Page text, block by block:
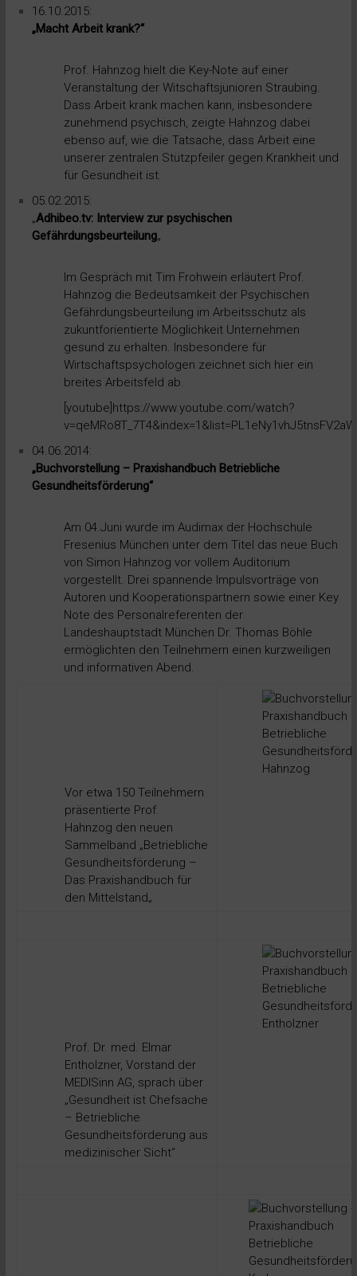
16.10.2015:
„Macht Arbeit krank?“
Prof. Hahnzog hielt die Key-Note auf einer
Veranstaltung der Witschaftsjunioren Straubing.
Dass Arbeit krank machen kann, insbesondere
zunehmend psychisch, zeigte Hahnzog dabei
ebenso auf, wie die Tatsache, dass Arbeit eine
unserer zentralen Stützpfeiler gegen Krankheit und
für Gesundheit ist.
05.02.2015:
„Adhibeo.tv: Interview zur psychischen
Gefährdungsbeurteilung„
Im Gespräch mit Tim Frohwein erläutert Prof.
Hahnzog die Bedeutsamkeit der Psychischen
Gefährdungsbeurteilung im Arbeitsschutz als
zukuntforientierte Möglichkeit Unternehmen
gesund zu erhalten. Insbesondere für
Wirtschaftspsychologen zeichnet sich hier ein
breites Arbeitsfeld ab.
[youtube]https://www.youtube.com/watch?
04.06.2014:
„Buchvorstellung – Praxishandbuch Betriebliche
Gesundheitsförderung“
Am 04.Juni wurde im Audimax der Hochschule
Fresenius München unter dem Titel das neue Buch
von Simon Hahnzog vor vollem Auditorium
vorgestellt. Drei spannende Impulsvorträge von
Autoren und Kooperationspartnern sowie einer Key
Note des Personalreferenten der
Landeshauptstadt München Dr. Thomas Böhle
ermöglichten den Teilnehmern einen kurzweiligen
und informativen Abend.
Vor etwa 150 Teilnehmern
präsentierte Prof.
Hahnzog den neuen
Sammelband „Betriebliche
Gesundheitsförderung –
Das Praxishandbuch für
den Mittelstand„
Prof. Dr. med. Elmar
Entholzner, Vorstand der
MEDISinn AG, sprach über
„Gesundheit ist Chefsache
– Betriebliche
Gesundheitsförderung aus
medizinischer Sicht“